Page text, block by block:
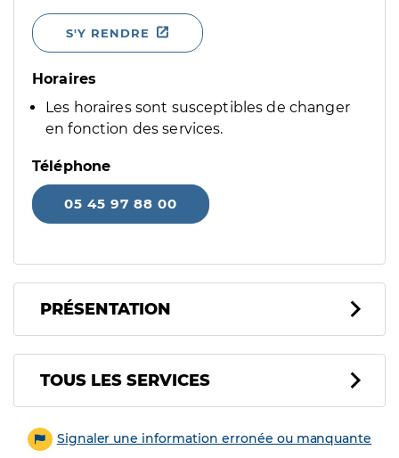
S'Y RENDRE
Horaires
Les horaires sont susceptibles de changer
en fonction des services.
Téléphone
05 45 97 88 00
PRÉSENTATION
Tous les services
TOUS LES SERVICES
Signaler une information erronée ou manquante